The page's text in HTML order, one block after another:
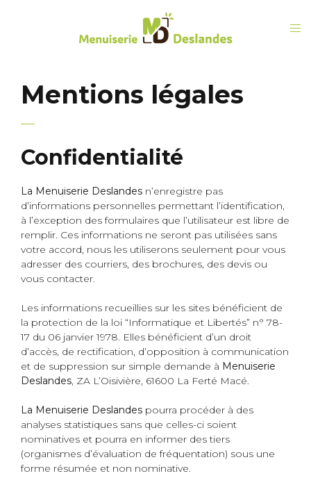
Mentions légales
Confidentialité
La Menuiserie Deslandes n’enregistre pas
d’informations personnelles permettant l’identification,
à l’exception des formulaires que l’utilisateur est libre de
remplir. Ces informations ne seront pas utilisées sans
votre accord, nous les utiliserons seulement pour vous
adresser des courriers, des brochures, des devis ou
vous contacter.
Les informations recueillies sur les sites bénéficient de
la protection de la loi “Informatique et Libertés” n° 78-
17 du 06 janvier 1978. Elles bénéficient d’un droit
d’accès, de rectification, d’opposition à communication
et de suppression sur simple demande à Menuiserie
Deslandes, ZA L’Oisivière, 61600 La Ferté Macé.
La Menuiserie Deslandes pourra procéder à des
analyses statistiques sans que celles-ci soient
nominatives et pourra en informer des tiers
(organismes d’évaluation de fréquentation) sous une
forme résumée et non nominative.